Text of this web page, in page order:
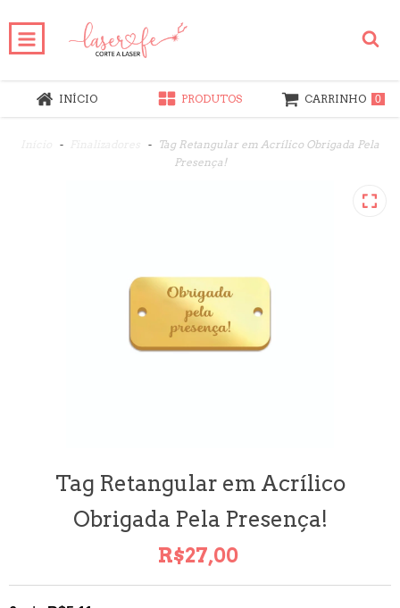
INÍCIO PRODUTOS CARRINHO 0
- -
Tag Retangular em Acrílico Obrigada Pela
Presença!
Tag Retangular em Acrílico
Obrigada Pela Presença!
R$27,00